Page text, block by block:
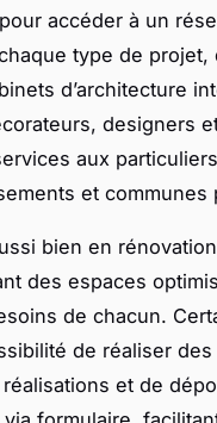
accéder à un
type de projet,
d’architecture
designers
aux
et communes
bien en rénovation
des espaces
de chacun.
de réaliser
et de